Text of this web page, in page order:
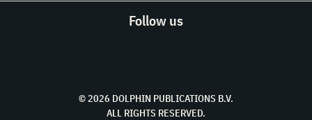
Follow us
© 2026 DOLPHIN PUBLICATIONS B.V.
ALL RIGHTS RESERVED.